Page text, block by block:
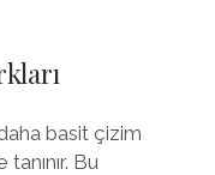
basit çizim
Bu